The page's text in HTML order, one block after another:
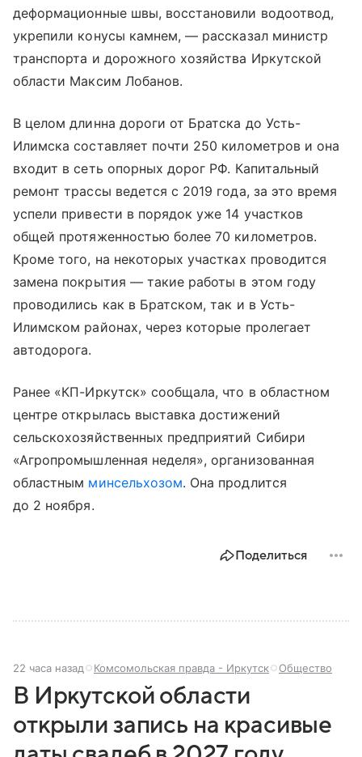
деформационные швы, восстановили водоотвод,
укрепили конусы камнем, — рассказал министр
транспорта и дорожного хозяйства Иркутской
области Максим Лобанов.
В целом длинна дороги от Братска до Усть-
Илимска составляет почти 250 километров и она
входит в сеть опорных дорог РФ. Капитальный
ремонт трассы ведется с 2019 года, за это время
успели привести в порядок уже 14 участков
общей протяженностью более 70 километров.
Кроме того, на некоторых участках проводится
замена покрытия — такие работы в этом году
проводились как в Братском, так и в Усть-
Илимском районах, через которые пролегает
автодорога.
Ранее «КП-Иркутск» сообщала, что в областном
центре открылась выставка достижений
сельскохозяйственных предприятий Сибири
«Агропромышленная неделя», организованная
областным минсельхозом. Она продлится
до 2 ноября.
Поделиться
22 часа назад Комсомольская правда - Иркутск Общество
В Иркутской области
открыли запись на красивые